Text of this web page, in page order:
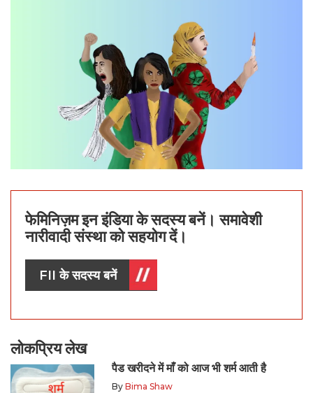
फेमिनिज़म इन इंडिया के सदस्य बनें। समावेशी
नारीवादी संस्था को सहयोग दें।
FII के सदस्य बनें
लोकप्रिय लेख
पैड खरीदने में माँ को आज भी शर्म आती है
By Bima Shaw